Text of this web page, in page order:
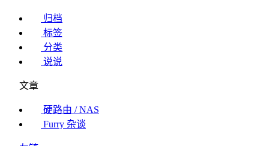
归档
标签
分类
说说
文章
硬路由 / NAS
Furry 杂谈